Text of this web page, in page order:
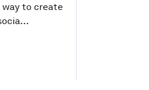
way to create